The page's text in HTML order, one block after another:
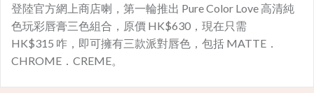
登陸官方網上商店喇，第一輪推出 Pure Color Love 高清純
色玩彩唇膏三色組合，原價 HK$630，現在只需
HK$315 咋，即可擁有三款派對唇色，包括 MATTE．
CHROME．CREME。